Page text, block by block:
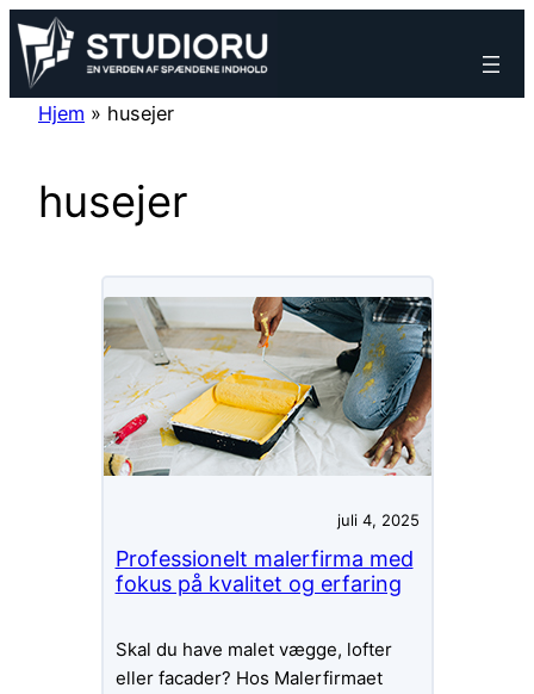
Spring
til
indhold
Hjem » husejer
husejer
juli 4, 2025
Professionelt malerfirma med
fokus på kvalitet og erfaring
Skal du have malet vægge, lofter
eller facader? Hos Malerfirmaet